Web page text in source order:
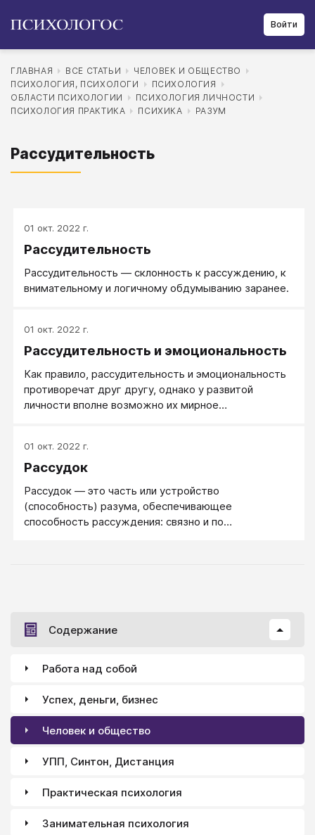
Войти
ГЛАВНАЯ ВСЕ СТАТЬИ
ЧЕЛОВЕК И ОБЩЕСТВО
ПСИХОЛОГИЯ, ПСИХОЛОГИ
ПСИХОЛОГИЯ
ОБЛАСТИ ПСИХОЛОГИИ
ПСИХОЛОГИЯ ЛИЧНОСТИ
ПСИХОЛОГИЯ ПРАКТИКА
ПСИХИКА РАЗУМ
Рассудительность
01 окт. 2022 г.
Рассудительность
Рассудительность — склонность к рассуждению, к
внимательному и логичному обдумыванию заранее.
01 окт. 2022 г.
Рассудительность и эмоциональность
Как правило, рассудительность и эмоциональность
противоречат друг другу, однако у развитой
личности вполне возможно их мирное
01 окт. 2022 г.
Рассудок
Рассудок — это часть или устройство
(способность) разума, обеспечивающее
способность рассуждения: связно и по
Содержание
Работа над собой
Успех, деньги, бизнес
Человек и общество
УПП, Синтон, Дистанция
Практическая психология
Занимательная психология